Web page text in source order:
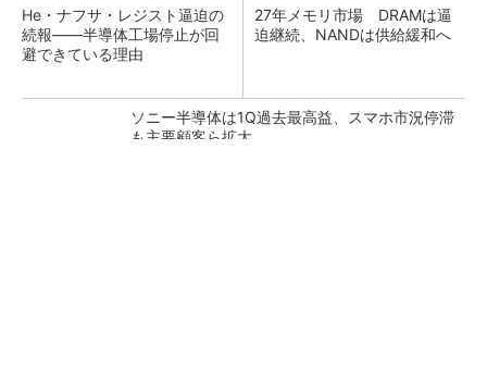
He・ナフサ・レジスト逼迫の
続報――半導体工場停止が回
避できている理由
27年メモリ市場 DRAMは逼
迫継続、NANDは供給緩和へ
ソニー半導体は1Q過去最高益、スマホ市況停滞
も主要顧客ら拡大